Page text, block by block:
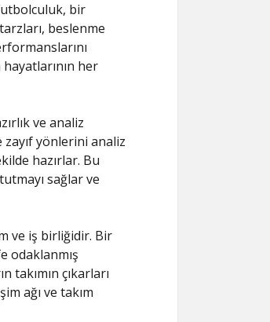
bir
beslenme
her
ve analiz
yönlerini analiz
hazırlar. Bu
sağlar ve
ve iş birliğidir. Bir
odaklanmış
takımın çıkarları
ağı ve takım